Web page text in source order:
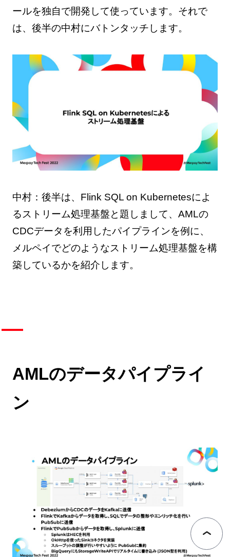
ールを独自で開発して使っています。それで
は、後半の中村にバトンタッチします。
中村：後半は、Flink SQL on Kubernetesによ
るストリーム処理基盤と題しまして、AMLの
CDCデータを利用したパイプラインを例に、
メルペイでどのようなストリーム処理基盤を構
築しているかを紹介します。
AMLのデータパイプライ
ン